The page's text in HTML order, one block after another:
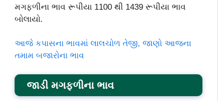
મગફળીના ભાવ રૂપીયા 1100 થી 1439 રૂપીયા ભાવ
બોલાયો.
આજે કપાસના ભાવમાં લાલચોળ તેજી, જાણો આજના
તમામ બજારોના ભાવ
જાડી મગફળીના ભાવ